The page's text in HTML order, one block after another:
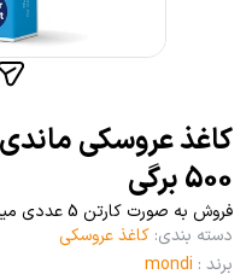
500 برگی
فروش به صورت کارتن 5 عددی میباشد
دسته بندی: کاغذ عروسکی
برند :
mondi